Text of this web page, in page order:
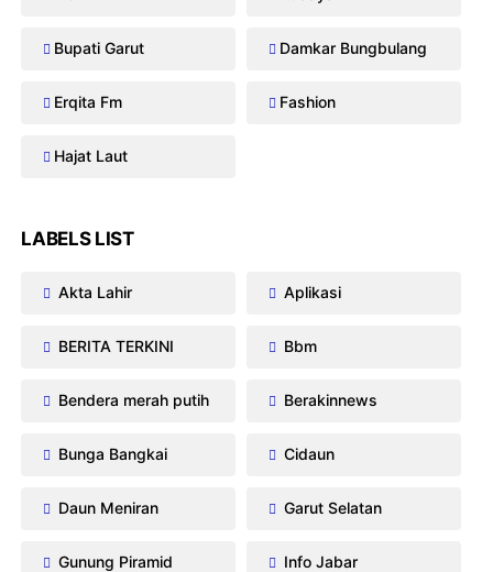
Bupati Garut Damkar Bungbulang
Erqita Fm Fashion
Hajat Laut
LABELS LIST
Akta Lahir Aplikasi
BERITA TERKINI Bbm
Bendera merah putih Berakinnews
Bunga Bangkai Cidaun
Daun Meniran Garut Selatan
Gunung Piramid Info Jabar